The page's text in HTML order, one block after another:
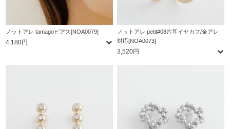
ノットアレ tamagoピアス[NOA0079]
4,180円
ノットアレ petit#08片耳イヤカフ/金アレ
対応[NOA0073]
3,520円